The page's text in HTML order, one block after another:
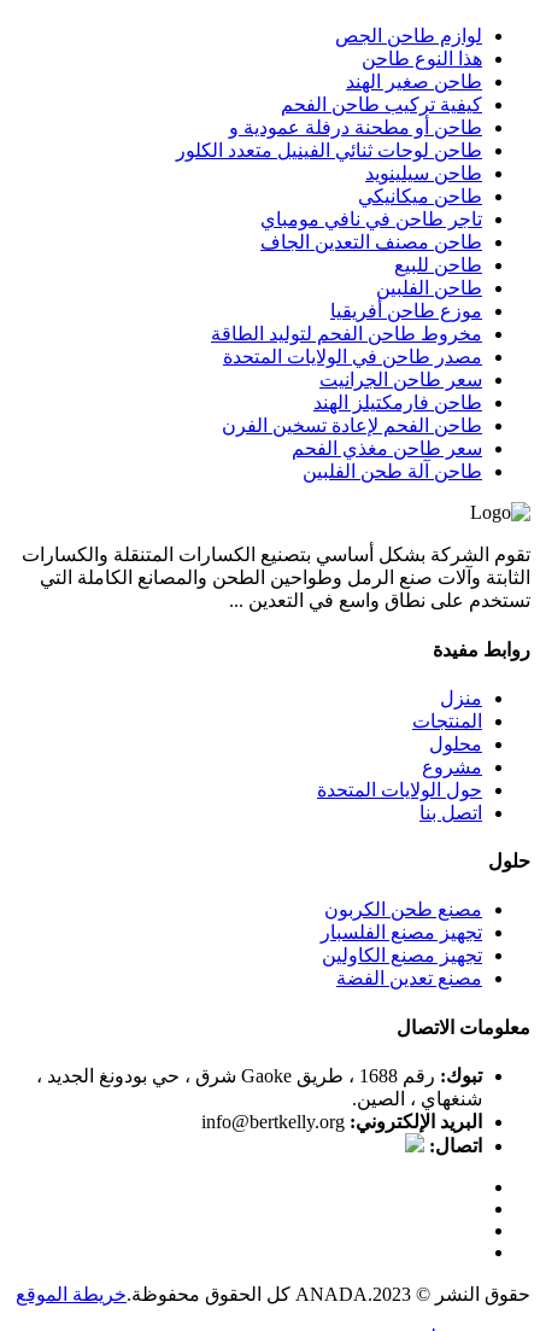
لوازم طاحن الجص
هذا النوع طاحن
طاحن صغير الهند
كيفية تركيب طاحن الفحم
طاحن أو مطحنة درفلة عمودية و
طاحن لوحات ثنائي الفينيل متعدد الكلور
طاحن سيلينويد
طاحن ميكانيكي
تاجر طاحن في نافي مومباي
طاحن مصنف التعدين الجاف
طاحن للبيع
طاحن الفلبين
موزع طاحن أفريقيا
مخروط طاحن الفحم لتوليد الطاقة
مصدر طاحن في الولايات المتحدة
سعر طاحن الجرانيت
طاحن فارمكتيلز الهند
طاحن الفحم لإعادة تسخين الفرن
سعر طاحن مغذي الفحم
طاحن آلة طحن الفلبين
تقوم الشركة بشكل أساسي بتصنيع الكسارات المتنقلة والكسارات
الثابتة وآلات صنع الرمل وطواحين الطحن والمصانع الكاملة التي
تستخدم على نطاق واسع في التعدين ...
روابط مفيدة
منزل
المنتجات
محلول
مشروع
حول الولايات المتحدة
اتصل بنا
حلول
مصنع طحن الكربون
تجهيز مصنع الفلسبار
تجهيز مصنع الكاولين
مصنع تعدين الفضة
معلومات الاتصال
تبوك:
رقم 1688 ، طريق Gaoke شرق ، حي بودونغ الجديد ،
شنغهاي ، الصين.
البريد الإلكتروني: info@bertkelly.org
اتصال:
حقوق النشر © 2023.ANADA كل الحقوق محفوظة. خريطة الموقع